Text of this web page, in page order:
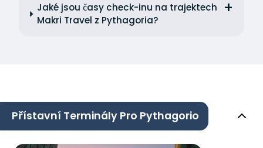
Jaké jsou časy check-inu na trajektech
Makri Travel z Pythagoria?
Přístavní Terminály Pro Pythagorio